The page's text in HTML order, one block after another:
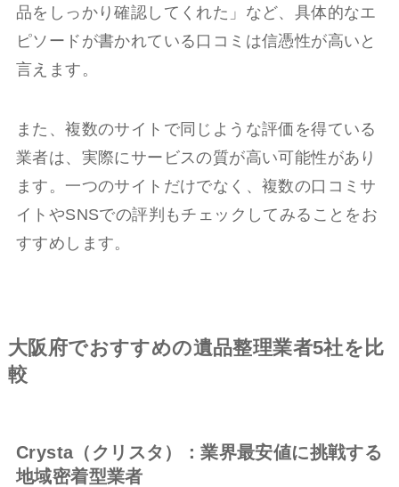
品をしっかり確認してくれた」など、具体的なエ
ピソードが書かれている口コミは信憑性が高いと
言えます。
また、複数のサイトで同じような評価を得ている
業者は、実際にサービスの質が高い可能性があり
ます。一つのサイトだけでなく、複数の口コミサ
イトやSNSでの評判もチェックしてみることをお
すすめします。
大阪府でおすすめの遺品整理業者5社を比
較
Crysta（クリスタ）：業界最安値に挑戦する
地域密着型業者